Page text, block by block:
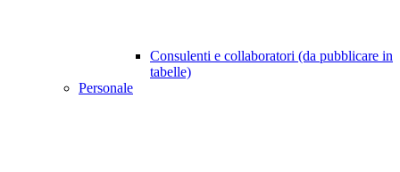
Consulenti e collaboratori (da pubblicare in
tabelle)
Personale